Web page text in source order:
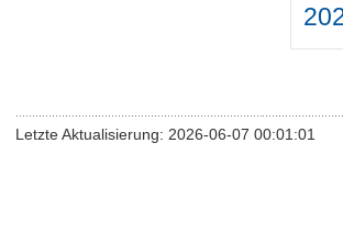
Letzte Aktualisierung: 2026-06-07 00:01:01